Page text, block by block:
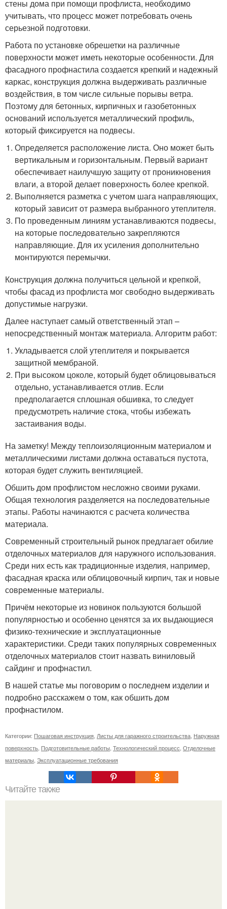
стены дома при помощи профлиста, необходимо
учитывать, что процесс может потребовать очень
серьезной подготовки.
Работа по установке обрешетки на различные
поверхности может иметь некоторые особенности. Для
фасадного профнастила создается крепкий и надежный
каркас, конструкция должна выдерживать различные
воздействия, в том числе сильные порывы ветра.
Поэтому для бетонных, кирпичных и газобетонных
оснований используется металлический профиль,
который фиксируется на подвесы.
Определяется расположение листа. Оно может быть
вертикальным и горизонтальным. Первый вариант
обеспечивает наилучшую защиту от проникновения
влаги, а второй делает поверхность более крепкой.
Выполняется разметка с учетом шага направляющих,
который зависит от размера выбранного утеплителя.
По проведенным линиям устанавливаются подвесы,
на которые последовательно закрепляются
направляющие. Для их усиления дополнительно
монтируются перемычки.
Конструкция должна получиться цельной и крепкой,
чтобы фасад из профлиста мог свободно выдерживать
допустимые нагрузки.
Далее наступает самый ответственный этап –
непосредственный монтаж материала. Алгоритм работ:
Укладывается слой утеплителя и покрывается
защитной мембраной.
При высоком цоколе, который будет облицовываться
отдельно, устанавливается отлив. Если
предполагается сплошная обшивка, то следует
предусмотреть наличие стока, чтобы избежать
застаивания воды.
На заметку! Между теплоизоляционным материалом и
металлическими листами должна оставаться пустота,
которая будет служить вентиляцией.
Обшить дом профлистом несложно своими руками.
Общая технология разделяется на последовательные
этапы. Работы начинаются с расчета количества
материала.
Современный строительный рынок предлагает обилие
отделочных материалов для наружного использования.
Среди них есть как традиционные изделия, например,
фасадная краска или облицовочный кирпич, так и новые
современные материалы.
Причём некоторые из новинок пользуются большой
популярностью и особенно ценятся за их выдающиеся
физико-технические и эксплуатационные
характеристики. Среди таких популярных современных
отделочных материалов стоит назвать виниловый
сайдинг и профнастил.
В нашей статье мы поговорим о последнем изделии и
подробно расскажем о том, как обшить дом
профнастилом.
Категории: Пошаговая инструкция Листы для гаражного строительства Наружная
поверхность Подготовительные работы Технологический процесс Отделочные
материалы Эксплуатационные требования
Читайте также